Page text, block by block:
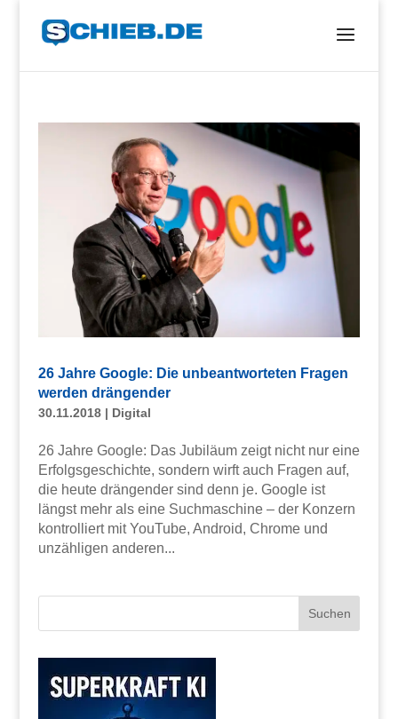
26 Jahre Google: Die unbeantworteten Fragen
werden drängender
30.11.2018| Digital
26 Jahre Google: Das Jubiläum zeigt nicht nur eine
Erfolgsgeschichte, sondern wirft auch Fragen auf,
die heute drängender sind denn je. Google ist
längst mehr als eine Suchmaschine – der Konzern
kontrolliert mit YouTube, Android, Chrome und
unzähligen anderen...